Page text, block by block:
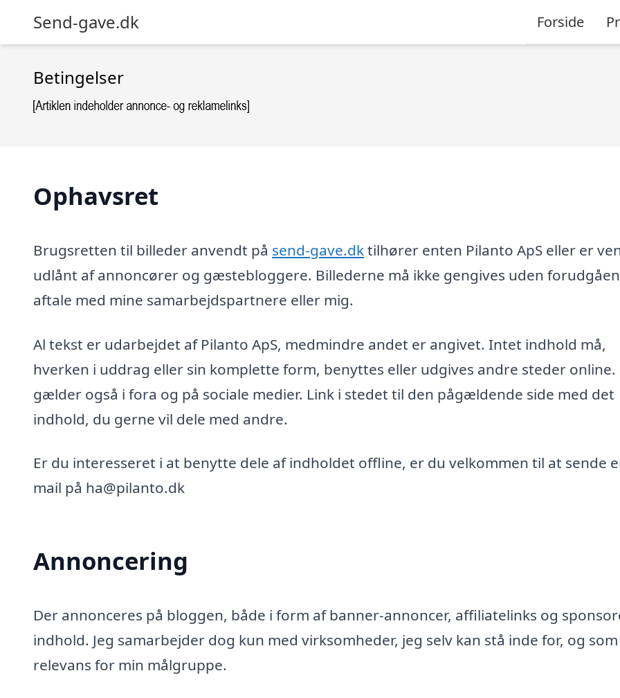
Send-gave.dk Forside
Betingelser
Ophavsret
Brugsretten til billeder anvendt på send-gave.dktilhører enten Pilanto ApS eller er
udlånt af annoncører og gæstebloggere. Billederne må ikke gengives uden
aftale med mine samarbejdspartnere eller mig.
Al tekst er udarbejdet af Pilanto ApS, medmindre andet er angivet. Intet indhold må,
hverken i uddrag eller sin komplette form, benyttes eller udgives andre steder
gælder også i fora og på sociale medier. Link i stedet til den pågældende side med det
indhold, du gerne vil dele med andre.
Er du interesseret i at benytte dele af indholdet offline, er du velkommen til at sende
mail på ha@pilanto.dk
Annoncering
Der annonceres på bloggen, både i form af banner-annoncer, affiliatelinks og
indhold. Jeg samarbejder dog kun med virksomheder, jeg selv kan stå inde for, og
relevans for min målgruppe.